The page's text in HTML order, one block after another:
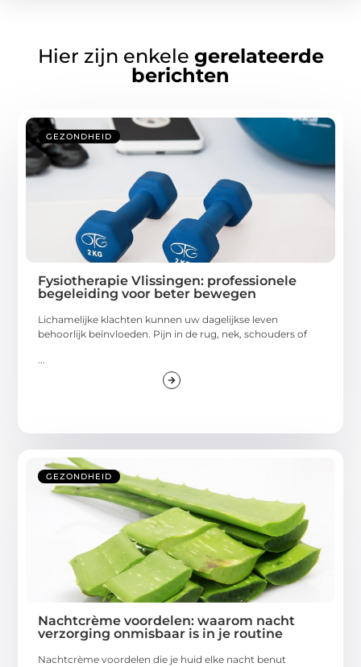
Hier zijn enkele gerelateerde
berichten
GEZONDHEID
Fysiotherapie Vlissingen: professionele
begeleiding voor beter bewegen
Lichamelijke klachten kunnen uw dagelijkse leven
behoorlijk beïnvloeden. Pijn in de rug, nek, schouders of
...
GEZONDHEID
Nachtcrème voordelen: waarom nacht
verzorging onmisbaar is in je routine
Nachtcrème voordelen die je huid elke nacht benut